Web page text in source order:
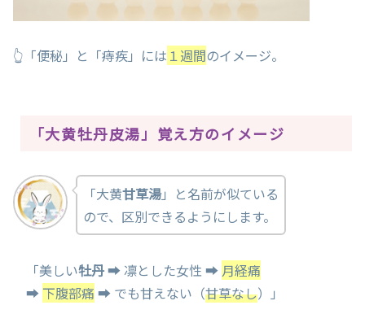
👆「便秘」と「痔疾」には １週間のイメージ。
「大黄牡丹皮湯」覚え方のイメージ
「大黄甘草湯」と名前が似ている
ので、区別できるようにします。
「美しい牡丹➡ 凛とした女性 ➡ 月経痛
➡下腹部痛 ➡ でも甘えない（甘草なし）」